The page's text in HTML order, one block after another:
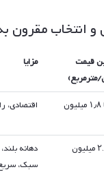
و انتخاب مقرون
قیمت
مترمربع)
مزایا
اقتصادی،
دهانه بلند،
سبک،